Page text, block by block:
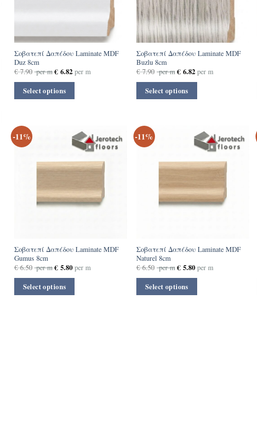
Σοβατεπί Δαπέδου Laminate MDF
Duz 8cm
€7.90 per m € 6.82 per m
Select options
Σοβατεπί Δαπέδου Laminate MDF
Buzlu 8cm
€7.90 per m €6.82per m
Select options
-11%
Σοβατεπί Δαπέδου Laminate MDF
Gumus 8cm
€6.50 per m € 5.80 per m
Select options
-11%
Σοβατεπί Δαπέδου Laminate MDF
Naturel 8cm
€6.50 per m €5.80per m
Select options